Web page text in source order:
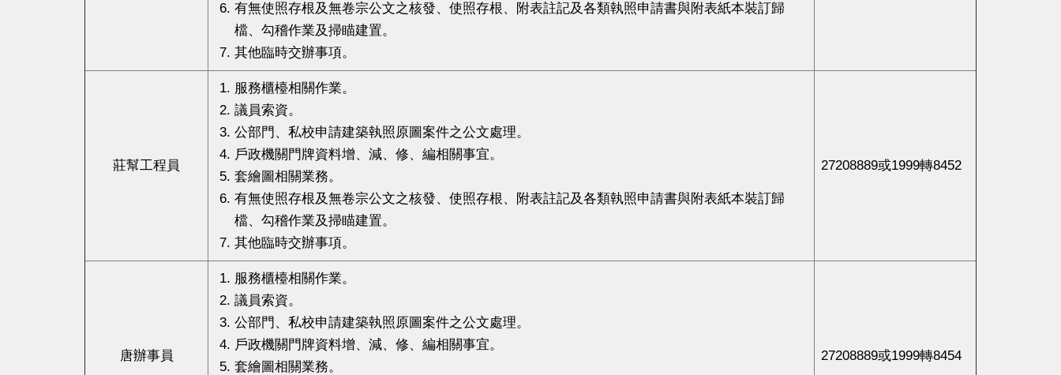
有無使照存根及無卷宗公文之核發、使照存根、附表註記及各類執照申請書與附表紙本裝訂歸
檔、勾稽作業及掃瞄建置。
其他臨時交辦事項。
莊幫工程員
服務櫃檯相關作業。
議員索資。
公部門、私校申請建築執照原圖案件之公文處理。
戶政機關門牌資料增、減、修、編相關事宜。
套繪圖相關業務。
有無使照存根及無卷宗公文之核發、使照存根、附表註記及各類執照申請書與附表紙本裝訂歸
檔、勾稽作業及掃瞄建置。
其他臨時交辦事項。
27208889或1999轉8452
唐辦事員
服務櫃檯相關作業。
議員索資。
公部門、私校申請建築執照原圖案件之公文處理。
戶政機關門牌資料增、減、修、編相關事宜。
套繪圖相關業務。
27208889或1999轉8454